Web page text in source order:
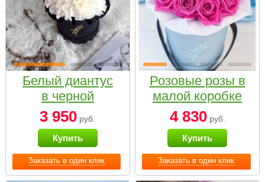
Заказать в один клик
Белый диантус
в черной
коробке Small
3 950 руб.
Купить
Заказать в один клик
Розовые розы в
малой коробке
4 830руб.
Купить